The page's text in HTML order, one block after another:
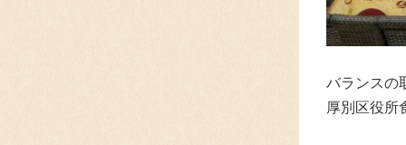
バランスの
厚別区役所